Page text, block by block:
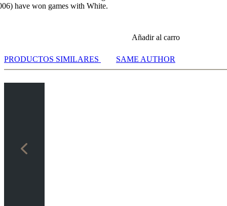
have won games with White.
Añadir al carro
PRODUCTOS SIMILARES SAME AUTHOR